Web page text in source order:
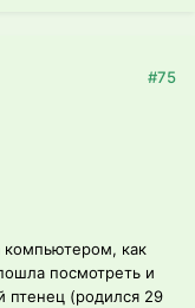
#75
компьютером, как
посмотреть и
птенец (родился 29